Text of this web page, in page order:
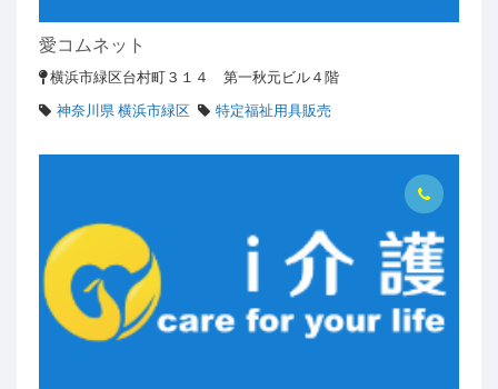
愛コムネット
横浜市緑区台村町３１４ 第一秋元ビル４階
神奈川県 横浜市緑区
特定福祉用具販売